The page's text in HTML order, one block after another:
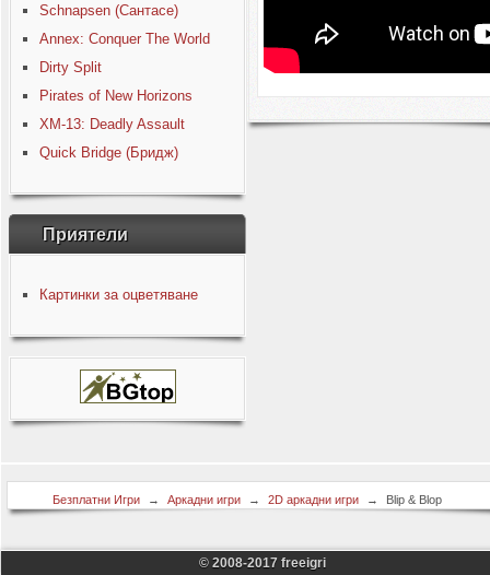
Schnapsen (Сантасе)
Annex: Conquer The World
Dirty Split
Pirates of New Horizons
XM-13: Deadly Assault
Quick Bridge (Бридж)
Приятели
Картинки за оцветяване
Безплатни Игри → Аркадни игри → 2D аркадни игри → Blip & Blop
© 2008-2017 freeigri